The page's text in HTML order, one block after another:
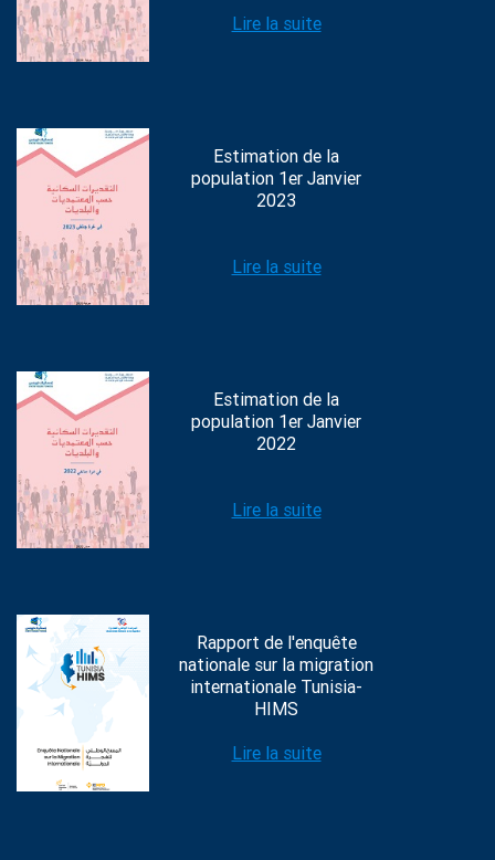
Lire la suite
Estimation de la
population 1er Janvier
2023
Lire la suite
Estimation de la
population 1er Janvier
2022
Lire la suite
Rapport de l'enquête
nationale sur la migration
internationale Tunisia-
HIMS
Lire la suite